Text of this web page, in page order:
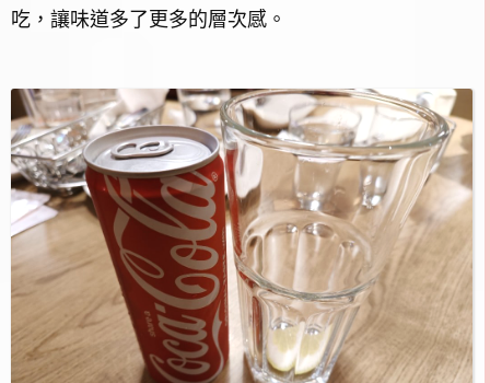
吃，讓味道多了更多的層次感。